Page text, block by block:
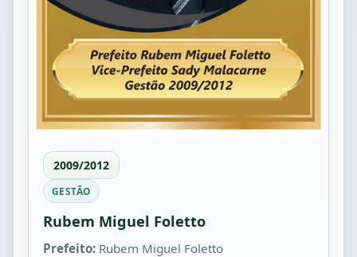
2009/2012
GESTÃO
Rubem Miguel Foletto
Prefeito: Rubem Miguel Foletto